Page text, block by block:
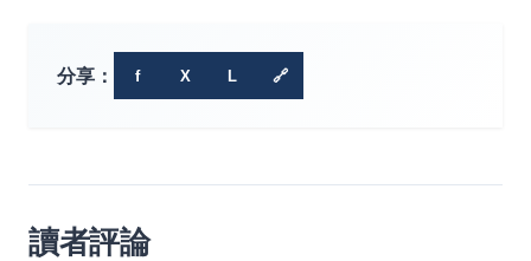
分享： f X L 🔗
讀者評論